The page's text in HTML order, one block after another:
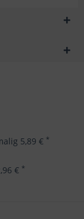
5,89 € *
€ *